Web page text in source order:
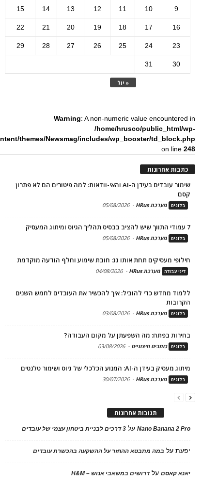
« יול
9
10
11
12
13
14
15
16
17
18
19
20
21
22
23
24
25
26
27
28
29
30
31
Warning: A non-numeric value encountered in
/home/hrusco/public_html/wp-
themes/Newsmag/includes/wp_booster/td_block.php
on line248
כתבות אחרונות
שימור עובדים בעידן ה-AI והאי-וודאות: למה פיטורים הם לא פתרון
קסם
בלוגים מערכת HRus -
05/08/2026
7 עמודי התווך שיש להציב בבסיס תהליך הגיוס ומיתוג המעסיק
בלוגים מערכת HRus -
05/08/2026
חילופי מעסיקים תחת אותו גג: חובת שימוע וחלף הודעה מוקדמת
דיני עבודה מערכת HRus -
04/08/2026
ללמוד מחדש כדי להוביל: איך להכשיר את העובדים לחמש השנים
הקרובות
בלוגים מערכת HRus -
03/08/2026
בחירות בפתח: מה השפעתן על מקום העבודה?
בלוגים כותבים חיצוניים -
03/08/2026
מיתוג מעסיק בעידן ה-AI: המנוע הכלכלי של גיוס ושימור טלנטים
בלוגים מערכת HRus -
30/07/2026
תגובות אחרונות
Nano Banana 2 Proעל 3 דרכים לבניית ביטחון עצמי של עובדים
יפעתעל במה מתבטא ההחזר על ההשקעה בהכשרת עובדים
יאנא קאסםעלדרושים במשאבי אנוש – H&M